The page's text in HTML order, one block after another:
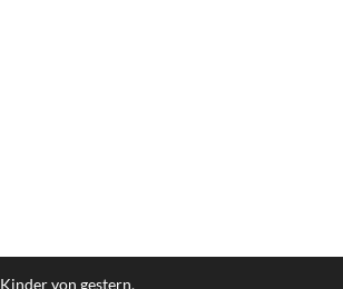
Kinder von gestern.